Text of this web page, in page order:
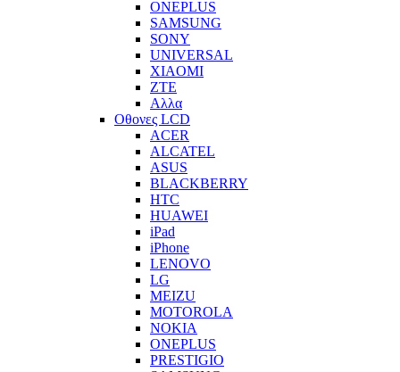
ONEPLUS
SAMSUNG
SONY
UNIVERSAL
XIAOMI
ZTE
Αλλα
Οθονες LCD
ACER
ALCATEL
ASUS
BLACKBERRY
HTC
HUAWEI
iPad
iPhone
LENOVO
LG
MEIZU
MOTOROLA
NOKIA
ONEPLUS
PRESTIGIO